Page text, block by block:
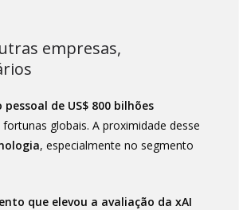
empresas,
de US$ 800 bilhões
globais. A proximidade desse
, especialmente no segmento
que elevou a avaliação da xAI